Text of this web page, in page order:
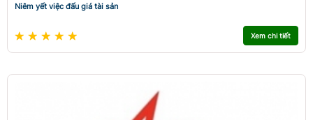
Niêm yết việc đấu giá tài sản
Xem chi tiết